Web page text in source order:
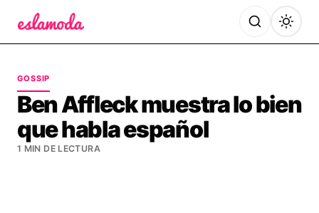
GOSSIP
Ben Affleck muestra lo bien
que habla español
1 MIN DE LECTURA